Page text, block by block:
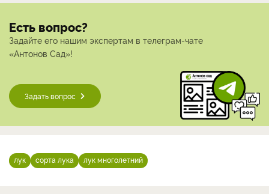
Есть вопрос?
Задайте его нашим экспертам в телеграм-чате
«Антонов Сад»!
Задать вопрос
лук сорта лука лук многолетний